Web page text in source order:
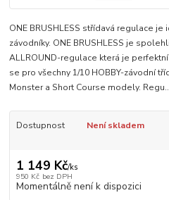
ONE BRUSHLESS střídavá regulace
závodníky. ONE BRUSHLESS je
ALLROUND-regulace která je
se pro všechny 1/10 HOBBY-závodní
Monster a Short Course modely.
Dostupnost Není skladem
1 149 Kč/ks
950 Kč bez DPH
Momentálně není k dispozici